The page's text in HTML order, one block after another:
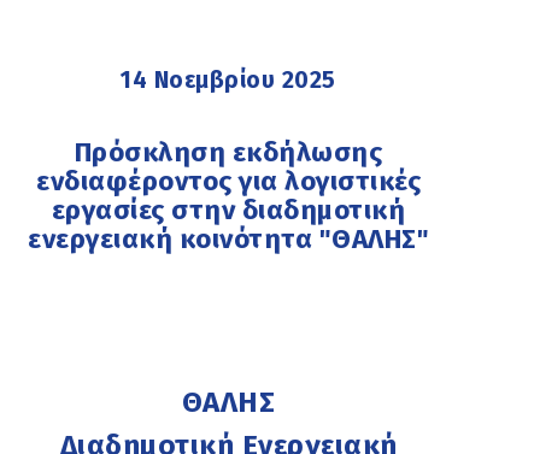
14 Νοεμβρίου 2025
Πρόσκληση εκδήλωσης
ενδιαφέροντος για λογιστικές
εργασίες στην διαδημοτική
ενεργειακή κοινότητα "ΘΑΛΗΣ"
ΘΑΛΗΣ
Διαδημοτική Ενεργειακή